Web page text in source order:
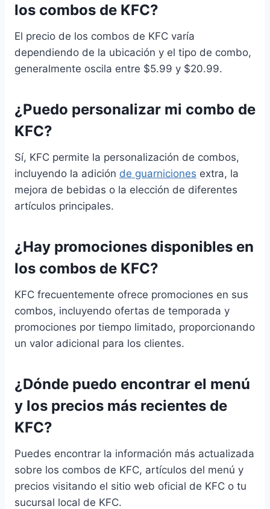
los combos de KFC?
El precio de los combos de KFC varía
dependiendo de la ubicación y el tipo de combo,
generalmente oscila entre $5.99 y $20.99.
¿Puedo personalizar mi combo de
KFC?
Sí, KFC permite la personalización de combos,
incluyendo la adición de guarniciones extra, la
mejora de bebidas o la elección de diferentes
artículos principales.
¿Hay promociones disponibles en
los combos de KFC?
KFC frecuentemente ofrece promociones en sus
combos, incluyendo ofertas de temporada y
promociones por tiempo limitado, proporcionando
un valor adicional para los clientes.
¿Dónde puedo encontrar el menú
y los precios más recientes de
KFC?
Puedes encontrar la información más actualizada
sobre los combos de KFC, artículos del menú y
precios visitando el sitio web oficial de KFC o tu
sucursal local de KFC.